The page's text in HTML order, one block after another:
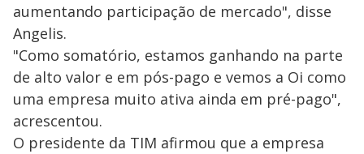
aumentando participação de mercado", disse
Angelis.
"Como somatório, estamos ganhando na parte
de alto valor e em pós-pago e vemos a Oi como
uma empresa muito ativa ainda em pré-pago",
acrescentou.
O presidente da TIM afirmou que a empresa